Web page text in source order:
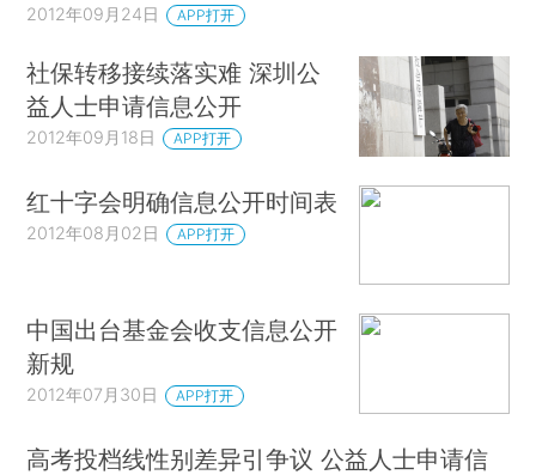
2012年09月24日 APP打开
社保转移接续落实难 深圳公
益人士申请信息公开
2012年09月18日 APP打开
红十字会明确信息公开时间表
2012年08月02日 APP打开
中国出台基金会收支信息公开
新规
2012年07月30日 APP打开
高考投档线性别差异引争议 公益人士申请信